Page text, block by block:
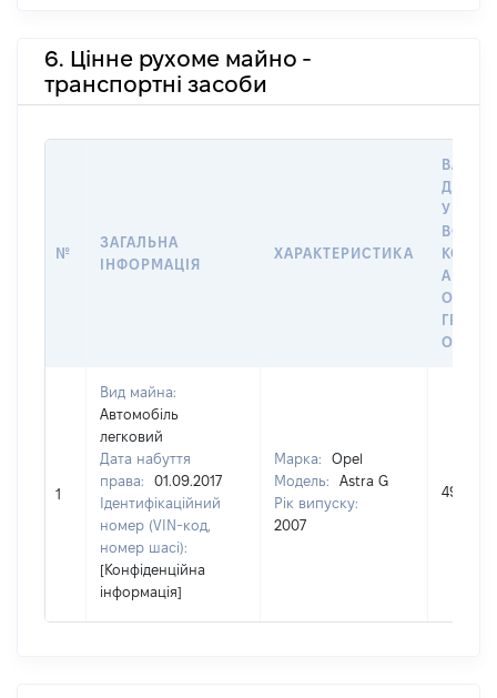
6. Цінне рухоме майно -
транспортні засоби
№
ЗАГАЛЬНА
ІНФОРМАЦІЯ
ХАРАКТЕРИСТИКА
ДАТУ
У
АБО
1
Вид майна:
Автомобіль
легковий
Дата набуття
права:
01.09.2017
Ідентифікаційний
номер (VIN-код,
номер шасі):
[Конфіденційна
інформація]
Марка:
Оpel
Модель:
Astra G
Рік випуску:
2007
49000